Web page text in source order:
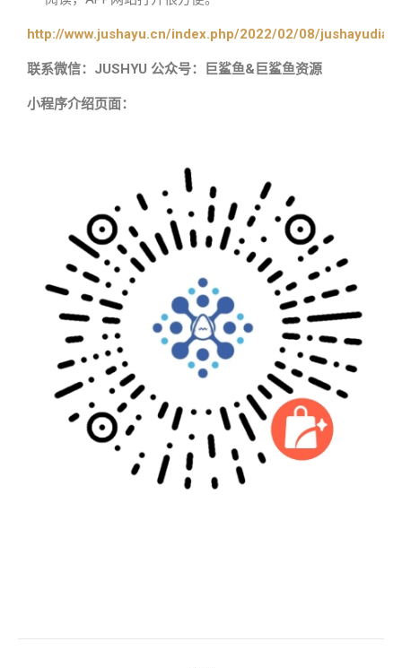
http://www.jushayu.cn/index.php/2022/02/08/
联系微信：JUSHYU 公众号：巨鲨鱼&巨鲨鱼资源
小程序介绍页面：